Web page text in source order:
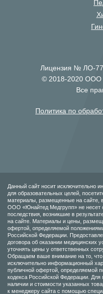
Лицензия № ЛО-
© 2018-2020
Все
Политика по
Данный сайт носит исключительно
для образовательных целей,
материалы, размещенные на сайте,
ООО «Юнайтед Медгрупп» не несет
последствия, возникшие в
на сайте. Материалы и цены,
офертой, определяемой
Российской Федерации.
договора об оказании медицинских
уточнять цены у ответственных
Обращаем ваше внимание на то, что
исключительно информационный
публичной офертой, определяемой
кодекса Российской Федерации.
наличии и стоимости указанных
к менеджеру сайта с помощью